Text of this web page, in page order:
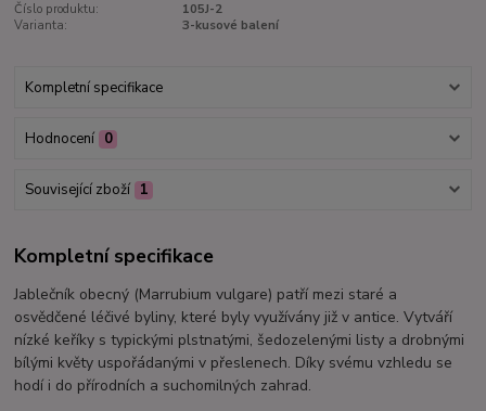
Číslo produktu:
105J-2
Varianta:
3-kusové balení
Kompletní specifikace
Hodnocení 0
Související zboží 1
Kompletní specifikace
Jablečník obecný (Marrubium vulgare) patří mezi staré a
osvědčené léčivé byliny, které byly využívány již v antice. Vytváří
nízké keříky s typickými plstnatými, šedozelenými listy a drobnými
bílými květy uspořádanými v přeslenech. Díky svému vzhledu se
hodí i do přírodních a suchomilných zahrad.